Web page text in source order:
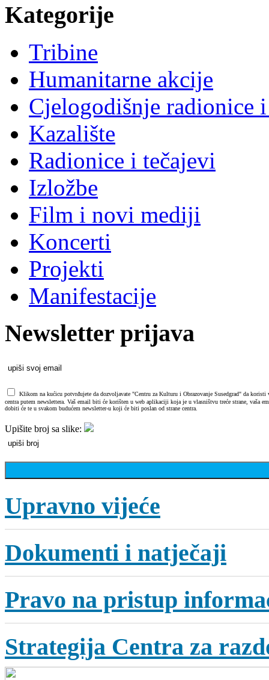
Kategorije
Tribine
Humanitarne akcije
Cjelogodišnje radionice
Kazalište
Radionice i tečajevi
Izložbe
Film i novi mediji
Koncerti
Projekti
Manifestacije
Newsletter prijava
Klikom na kućicu potvrđujete da dozvoljavate "Centru za Kulturu i Obrazovanje Susedgrad" da
centra putem newslettera. Vaš email biti će korišten u web aplikaciji koja je u vlasništvu treće strane,
dobiti će te u svakom budućem newsletter-u koji će biti poslan od strane centra.
Upišite broj sa slike:
Upravno vijeće
Dokumenti i natječaji
Pravo na pristup
Strategija Centra za